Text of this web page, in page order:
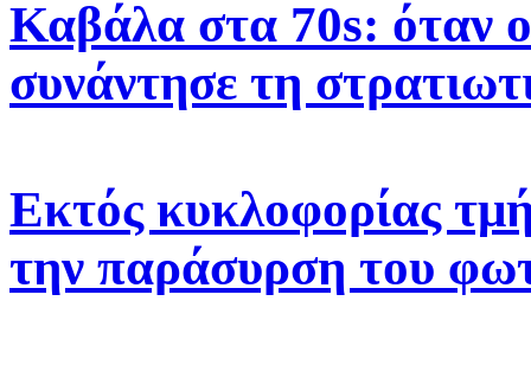
Καβάλα στα 70s: όταν
συνάντησε τη
Εκτός κυκλοφορίας
την παράσυρση του